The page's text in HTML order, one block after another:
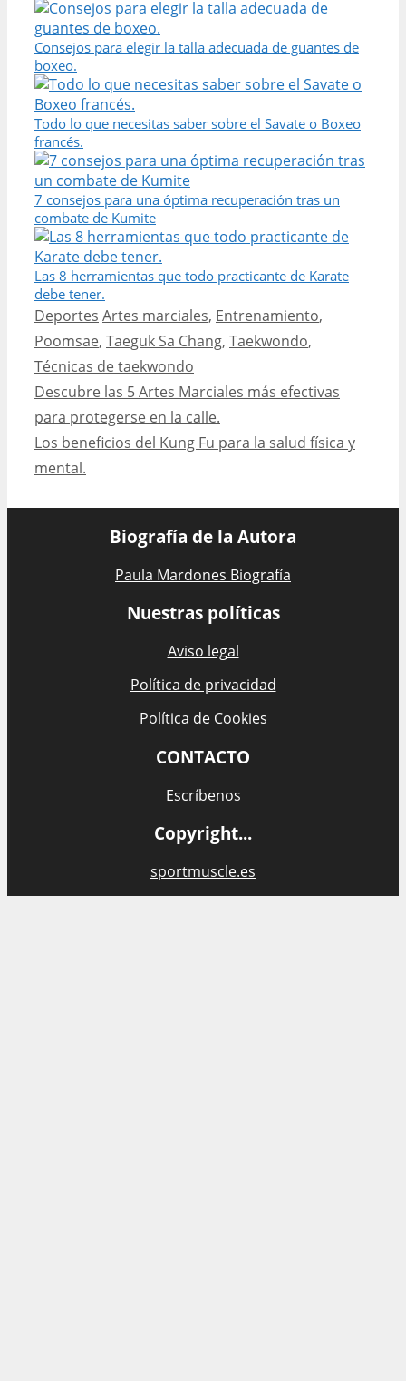
Consejos para elegir la talla adecuada de guantes de
boxeo.
Todo lo que necesitas saber sobre el Savate o Boxeo
francés.
7 consejos para una óptima recuperación tras un
combate de Kumite
Las 8 herramientas que todo practicante de Karate
debe tener.
Categories
Deportes Tags
Artes marciales, Entrenamiento,
Poomsae, Taeguk Sa Chang, Taekwondo,
Técnicas de taekwondo
Post
navigation
Descubre las 5 Artes Marciales más efectivas
para protegerse en la calle.
Los beneficios del Kung Fu para la salud física y
mental.
Biografía de la Autora
Paula Mardones Biografía
Nuestras políticas
Aviso legal
Política de privacidad
Política de Cookies
CONTACTO
Escríbenos
Copyright...
sportmuscle.es